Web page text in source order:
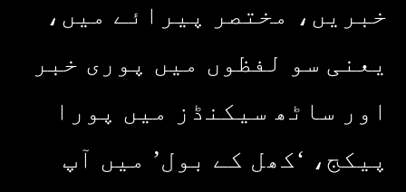
خبریں، مختصر پیرائے میں،
یعنی سو لفظوں میں پوری خبر
اور ساٹھ سیکنڈز میں پورا
پیکج، ‘کھل کے بول’ میں آپ